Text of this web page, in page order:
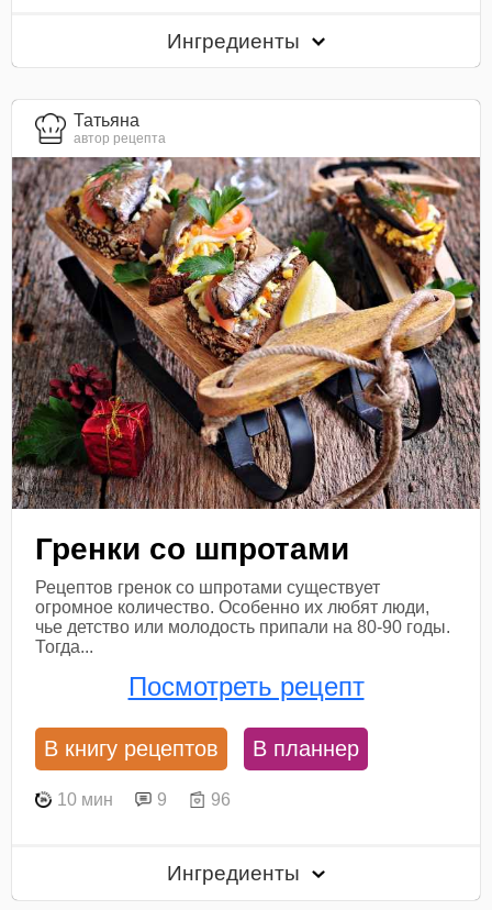
Ингредиенты
Татьяна
автор рецепта
Гренки со шпротами
Рецептов гренок со шпротами существует
огромное количество. Особенно их любят люди,
чье детство или молодость припали на 80-90 годы.
Тогда...
Посмотреть рецепт
В книгу рецептов В планнер
10 мин 9 96
Ингредиенты